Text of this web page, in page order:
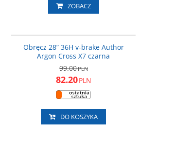
ZOBACZ
Obręcz 28” 36H v-brake Author
Argon Cross X7 czarna
99.00PLN
82.20PLN
DO KOSZYKA